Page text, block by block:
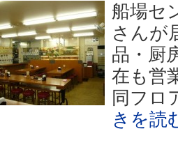
船場セ
さんが
品・厨
在も営
同フロ
きを読